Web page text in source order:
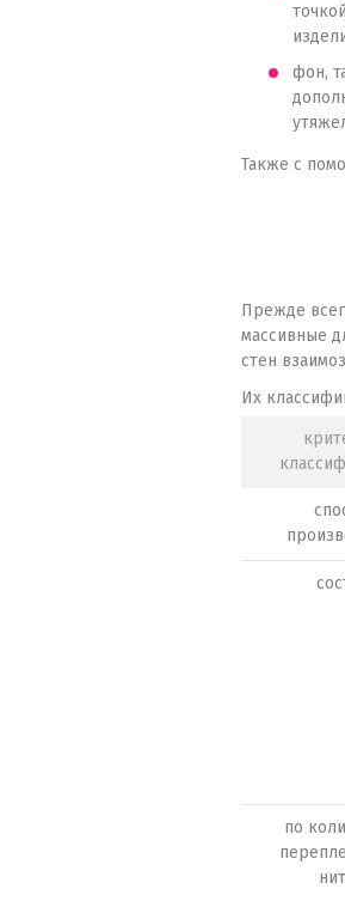
фон,
Также с
Прежде
массивные
стен
Их
по